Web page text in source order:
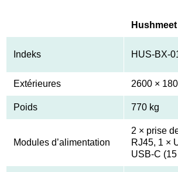
Indeks HUS-BX-
Extérieures 2600 ×
Poids 770 kg
Modules d’alimentation
2 × prise
RJ45, 1 ×
USB-C